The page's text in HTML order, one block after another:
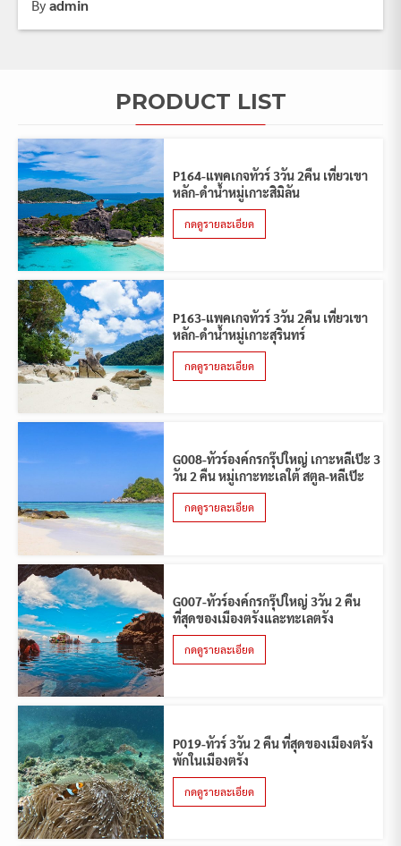
Byadmin
PRODUCT LIST
P164-แพคเกจทัวร์ 3วัน 2คืน เที่ยวเขา
หลัก-ดำน้ำหมู่เกาะสิมิลัน
กดดูรายละเอียด
P163-แพคเกจทัวร์ 3วัน 2คืน เที่ยวเขา
หลัก-ดำน้ำหมู่เกาะสุรินทร์
กดดูรายละเอียด
G008-ทัวร์องค์กรกรุ๊ปใหญ่ เกาะหลีเป๊ะ 3
วัน 2 คืน หมู่เกาะทะเลใต้ สตูล-หลีเป๊ะ
กดดูรายละเอียด
G007-ทัวร์องค์กรกรุ๊ปใหญ่ 3วัน 2 คืน
ที่สุดของเมืองตรังและทะเลตรัง
กดดูรายละเอียด
P019-ทัวร์ 3วัน 2 คืน ที่สุดของเมืองตรัง
พักในเมืองตรัง
กดดูรายละเอียด